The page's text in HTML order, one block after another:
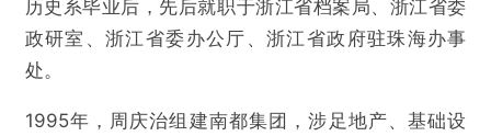
历史系毕业后，先后就职于浙江省档案局、浙江省委
政研室、浙江省委办公厅、浙江省政府驻珠海办事
处。
1995年，周庆治组建南都集团，涉足地产、基础设